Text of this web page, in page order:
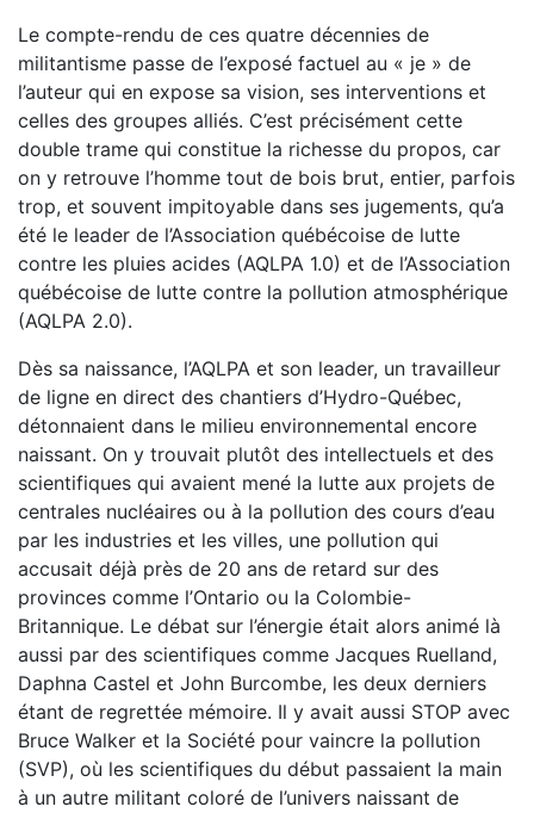
Le compte-rendu de ces quatre décennies de
militantisme passe de l’exposé factuel au « je » de
l’auteur qui en expose sa vision, ses interventions et
celles des groupes alliés. C’est précisément cette
double trame qui constitue la richesse du propos, car
on y retrouve l’homme tout de bois brut, entier, parfois
trop, et souvent impitoyable dans ses jugements, qu’a
été le leader de l’Association québécoise de lutte
contre les pluies acides (AQLPA 1.0) et de l’Association
québécoise de lutte contre la pollution atmosphérique
(AQLPA 2.0).
Dès sa naissance, l’AQLPA et son leader, un travailleur
de ligne en direct des chantiers d’Hydro-Québec,
détonnaient dans le milieu environnemental encore
naissant. On y trouvait plutôt des intellectuels et des
scientifiques qui avaient mené la lutte aux projets de
centrales nucléaires ou à la pollution des cours d’eau
par les industries et les villes, une pollution qui
accusait déjà près de 20 ans de retard sur des
provinces comme l’Ontario ou la Colombie-
Britannique. Le débat sur l’énergie était alors animé là
aussi par des scientifiques comme Jacques Ruelland,
Daphna Castel et John Burcombe, les deux derniers
étant de regrettée mémoire. Il y avait aussi STOP avec
Bruce Walker et la Société pour vaincre la pollution
(SVP), où les scientifiques du début passaient la main
à un autre militant coloré de l’univers naissant de